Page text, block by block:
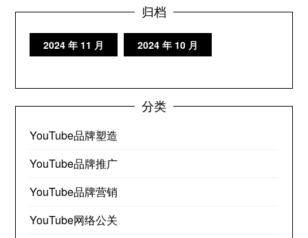
归档
2024 年 11 月 2024 年 10 月
分类
YouTube品牌塑造
YouTube品牌推广
YouTube品牌营销
YouTube网络公关